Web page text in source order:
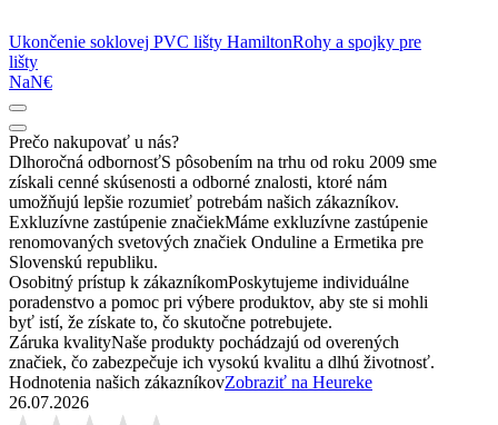
Ukončenie soklovej PVC lišty HamiltonRohy a spojky pre
lišty
NaN€
Prečo nakupovať u nás?
Dlhoročná odbornosťS pôsobením na trhu od roku 2009 sme
získali cenné skúsenosti a odborné znalosti, ktoré nám
umožňujú lepšie rozumieť potrebám našich zákazníkov.
Exkluzívne zastúpenie značiekMáme exkluzívne zastúpenie
renomovaných svetových značiek Onduline a Ermetika pre
Slovenskú republiku.
Osobitný prístup k zákazníkomPoskytujeme individuálne
poradenstvo a pomoc pri výbere produktov, aby ste si mohli
byť istí, že získate to, čo skutočne potrebujete.
Záruka kvalityNaše produkty pochádzajú od overených
značiek, čo zabezpečuje ich vysokú kvalitu a dlhú životnosť.
Hodnotenia našich zákazníkovZobraziť na Heureke
26.07.2026